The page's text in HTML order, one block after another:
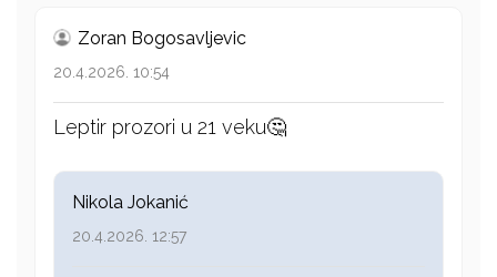
Zoran Bogosavljevic
20.4.2026. 10:54
Leptir prozori u 21 veku🤔
Nikola Jokanić
20.4.2026. 12:57